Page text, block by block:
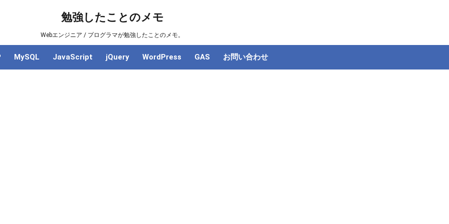
勉強したことのメモ
Webエンジニア / プログラマが勉強したことのメモ。
MySQL JavaScript jQuery WordPress GAS お問い合わせ